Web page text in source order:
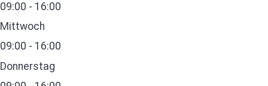
09:00 - 16:00
Mittwoch
09:00 - 16:00
Donnerstag